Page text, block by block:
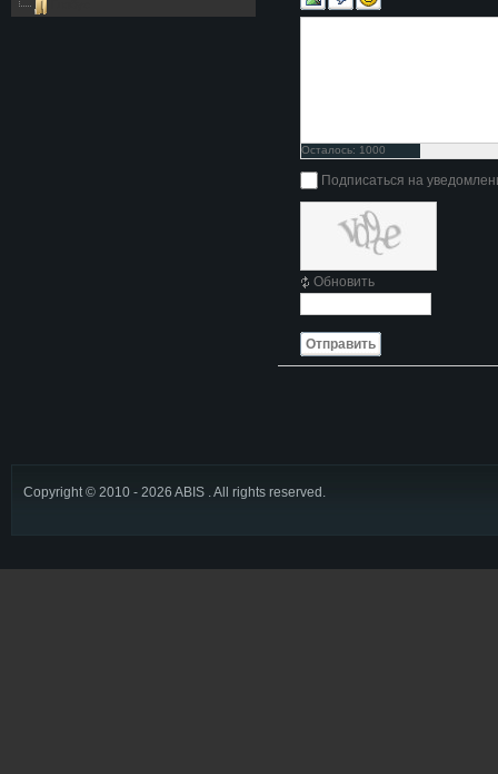
Осталось: 1000
символов
Подписаться на
Обновить
Отправить
Copyright © 2010 - 2026 ABIS . All rights reserved.